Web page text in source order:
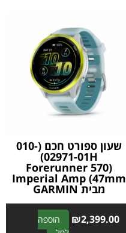
n
a
t
i
v
e
שעון ספורט חכם (010-
02971-01H)
(Forerunner 570
Imperial Amp (47mm
מבית GARMIN
₪2,399.00
הוספה